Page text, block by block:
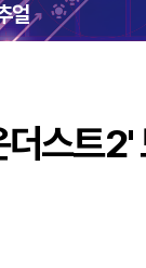
얼
스트2'